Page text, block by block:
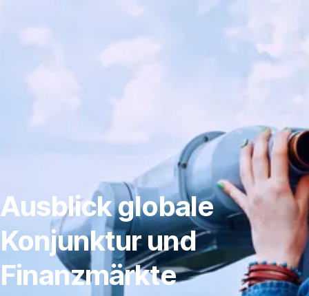
Ausblick globale
Konjunktur und
Finanzmärkte